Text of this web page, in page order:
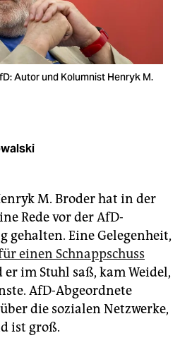
Autor und Kolumnist Henryk M.
M. ­Broder hat in der
Rede vor der AfD-
gehalten. Eine Gelegenheit,
einen Schnappschuss
im Stuhl saß, kam Weidel,
AfD-Abgeordnete
die sozialen Netzwerke,
ist groß.